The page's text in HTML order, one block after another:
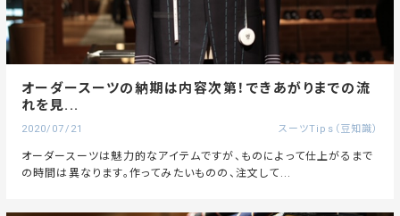
オーダースーツの納期は内容次第！できあがりまでの流
れを見...
2020/07/21 スーツTips（豆知識）
オーダースーツは魅力的なアイテムですが、ものによって仕上がるまで
の時間は異なります。作ってみたいものの、注文して...